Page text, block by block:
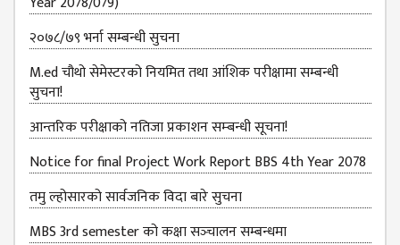
MBS SECOND
SEMESTERS
MBS THIRD
SEMESTERS
MBS FOURTH
SEMESTERS
DOWNLOAD
PROJECTED FOR
STUDENTS
२०७८/७९ भर्ना सम्बन्धी सुचना
M.ed चौथो सेमेस्टरको नियमित तथा आंशिक परीक्षामा सम्बन्धी
सुचना!
आन्‍तरिक परीक्षाको नतिजा प्रकाशन सम्‍बन्धी सूचना!
Notice for final Project Work Report BBS 4th Year 2078
तमु ल्होसारको सार्वजनिक विदा बारे सुचना
MBS 3rd semester को कक्षा सञ्‍चालन सम्बन्धमा